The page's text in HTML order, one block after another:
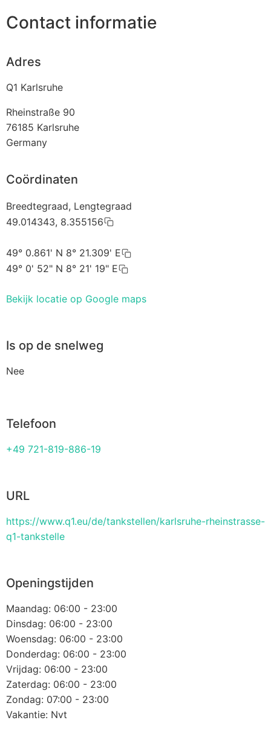
Contact informatie
Adres
Q1 Karlsruhe
Rheinstraße 90
76185 Karlsruhe
Germany
Coördinaten
Breedtegraad, Lengtegraad
49.014343, 8.355156
49° 0.861' N 8° 21.309' E
49° 0' 52" N 8° 21' 19" E
Bekijk locatie op Google maps
Is op de snelweg
Nee
Telefoon
+49 721-819-886-19
URL
https://www.q1.eu/de/tankstellen/karlsruhe-rheinstrasse-
q1-tankstelle
Openingstijden
Maandag: 06:00 - 23:00
Dinsdag: 06:00 - 23:00
Woensdag: 06:00 - 23:00
Donderdag: 06:00 - 23:00
Vrijdag: 06:00 - 23:00
Zaterdag: 06:00 - 23:00
Zondag: 07:00 - 23:00
Vakantie: Nvt